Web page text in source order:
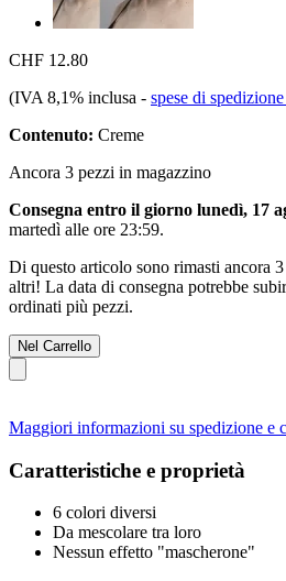
CHF 12.80
(IVA 8,1% inclusa - spese di
Contenuto: Creme
Ancora 3 pezzi in magazzino
Consegna entro il giorno lunedì, 17
martedì alle ore 23:59.
Di questo articolo sono rimasti ancora
altri! La data di consegna potrebbe
ordinati più pezzi.
Nel Carrello
Maggiori informazioni su spedizione e
Caratteristiche e proprietà
6 colori diversi
Da mescolare tra loro
Nessun effetto "mascherone"